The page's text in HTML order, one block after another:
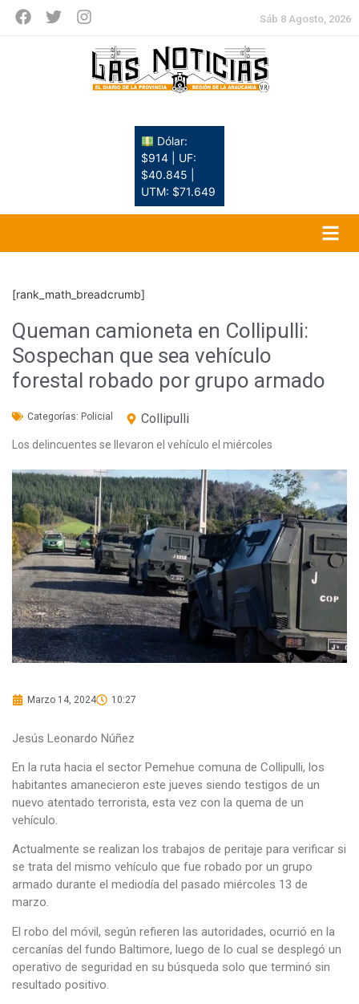
Sáb 8 Agosto, 2026
Dólar:
$914 | UF:
$40.845 |
UTM: $71.649
[rank_math_breadcrumb]
Queman camioneta en Collipulli:
Sospechan que sea vehículo
forestal robado por grupo armado
Categorías: Policial Collipulli
Los delincuentes se llevaron el vehículo el miércoles
Marzo 14, 2024 10:27
Jesús Leonardo Núñez
En la ruta hacia el sector Pemehue comuna de Collipulli, los
habitantes amanecieron este jueves siendo testigos de un
nuevo atentado terrorista, esta vez con la quema de un
vehículo.
Actualmente se realizan los trabajos de peritaje para verificar si
se trata del mismo vehículo que fue robado por un grupo
armado durante el mediodía del pasado miércoles 13 de
marzo.
El robo del móvil, según refieren las autoridades, ocurrió en la
cercanías del fundo Baltimore, luego de lo cual se desplegó un
operativo de seguridad en su búsqueda solo que terminó sin
resultado positivo.